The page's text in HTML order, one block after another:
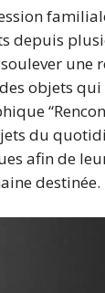
depuis
une
objets
du
afin de
destinée.